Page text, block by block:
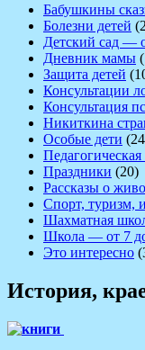
Бабушкины
Болезни детей
Детский сад —
Дневник мамы
Защита детей
Консультации
Консультация
Никиткина
Особые дети
Праздники (20)
Рассказы о
Спорт, туризм,
Шахматная
Школа — от 7
Это интересно
История,